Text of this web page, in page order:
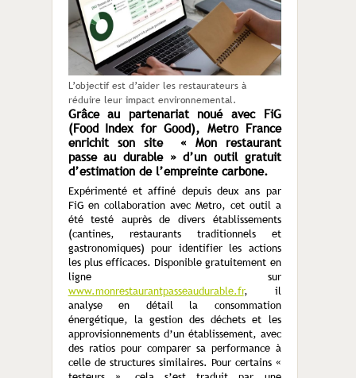
L’objectif est d’aider les restaurateurs à
réduire leur impact environnemental.
Grâce au partenariat noué avec FiG
(Food Index for Good), Metro France
enrichit son site « Mon restaurant
passe au durable » d’un outil gratuit
d’estimation de l’empreinte carbone.
Expérimenté et affiné depuis deux ans par
FiG en collaboration avec Metro, cet outil a
été testé auprès de divers établissements
(cantines, restaurants traditionnels et
gastronomiques) pour identifier les actions
les plus efficaces. Disponible gratuitement en
ligne sur
www.monrestaurantpasseaudurable.fr, il
analyse en détail la consommation
énergétique, la gestion des déchets et les
approvisionnements d’un établissement, avec
des ratios pour comparer sa performance à
celle de structures similaires. Pour certains «